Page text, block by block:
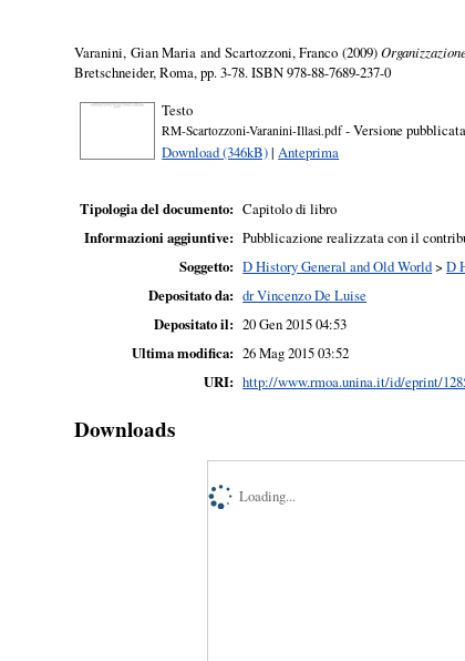
Varanini, Gian Maria and Scartozzoni, Franco (2009)
Bretschneider, Roma, pp. 3-78. ISBN 978-88-7689-237-0
Testo
RM-Scartozzoni-Varanini-Illasi.pdf- Versione pubblicata
Download (346kB)| Anteprima
Tipologia del documento: Capitolo di libro
Informazioni aggiuntive: Pubblicazione realizzata con il
Soggetto: D History General and Old World>D
Depositato da: dr Vincenzo De Luise
Depositato il: 20 Gen 2015 04:53
Ultima modifica: 26 Mag 2015 03:52
URI: http://www.rmoa.unina.it/id/eprint/
Downloads
Loading...